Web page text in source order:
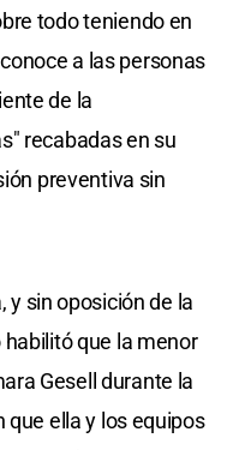
todo teniendo en
a las personas
de la
recabadas en su
preventiva sin
y sin oposición de la
que la menor
Gesell durante la
ella y los equipos